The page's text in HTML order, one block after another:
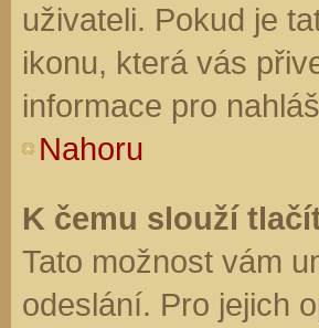
uživateli. Pokud je
ikonu, která vás
informace pro
Nahoru
K čemu slouží
Tato možnost vám
odeslání. Pro jejich